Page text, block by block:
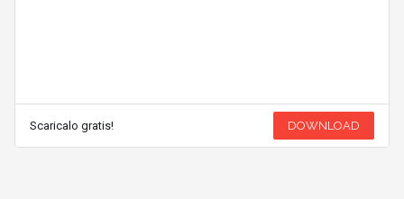
Scaricalo gratis! DOWNLOAD